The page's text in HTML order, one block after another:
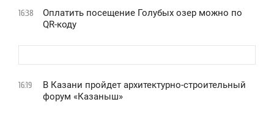
16:38
Оплатить посещение Голубых озер можно по
QR-коду
16:19
В Казани пройдет архитектурно-строительный
форум «Казаныш»